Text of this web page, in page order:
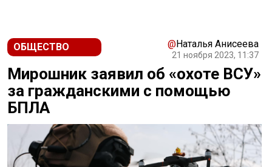
ОБЩЕСТВО @Наталья Анисеева
21 ноября 2023, 11:37
Мирошник заявил об «охоте ВСУ»
за гражданскими с помощью
БПЛА